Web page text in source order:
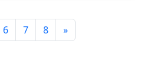
6 7 8 »